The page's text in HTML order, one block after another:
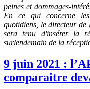
peines et dommages-
En ce qui concerne
quotidiens, le directeur de
sera tenu d'insérer la
surlendemain de la
9 juin 2021 :
comparaitre